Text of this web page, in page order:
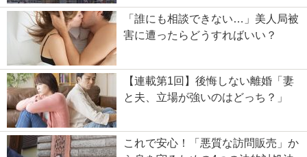
「誰にも相談できない…」美人局被
害に遭ったらどうすればいい？
【連載第1回】後悔しない離婚「妻
と夫、立場が強いのはどっち？」
これで安心！「悪質な訪問販売」か